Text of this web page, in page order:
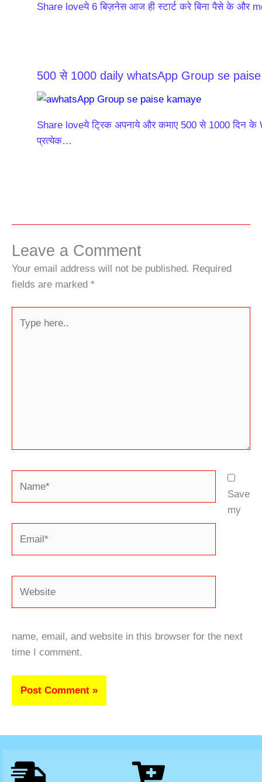
Share loveये 6 बिज़नेस आज ही स्टार्ट करे बिना पैसे के और
500 से 1000 daily whatsApp Group se
Share loveये ट्रिक अपनाये और कमाए 500 से 1000 दिन
प्रत्येक…
Leave a Comment
Your email address will not be published. Required
fields are marked *
here..
Save
my
name, email, and website in this browser for the next
time I comment.